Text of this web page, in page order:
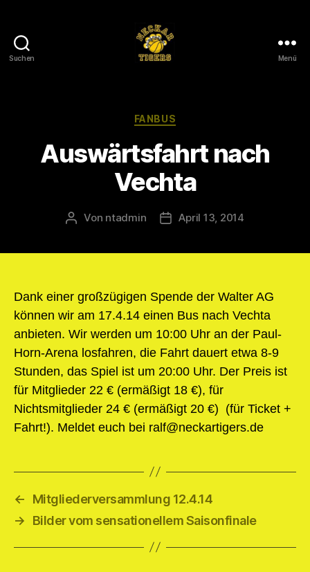
Suchen Menü
Kategorien
FANBUS
Auswärtsfahrt nach
Vechta
Beitragsautor
Von ntadmin Veröffentlichungsdatum
April 13, 2014
Dank einer großzügigen Spende der Walter AG
können wir am 17.4.14 einen Bus nach Vechta
anbieten. Wir werden um 10:00 Uhr an der Paul-
Horn-Arena losfahren, die Fahrt dauert etwa 8-9
Stunden, das Spiel ist um 20:00 Uhr. Der Preis ist
für Mitglieder 22 € (ermäßigt 18 €), für
Nichtsmitglieder 24 € (ermäßigt 20 €) (für Ticket +
Fahrt!). Meldet euch bei ralf@neckartigers.de
←
Mitgliederversammlung 12.4.14
→
Bilder vom sensationellem Saisonfinale